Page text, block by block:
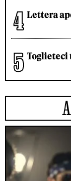
Lettera
Toglieteci